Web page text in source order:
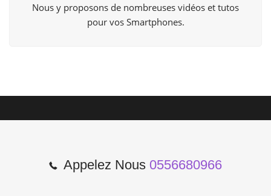
Nous y proposons de nombreuses vidéos et tutos
pour vos Smartphones.
Appelez Nous 0556680966